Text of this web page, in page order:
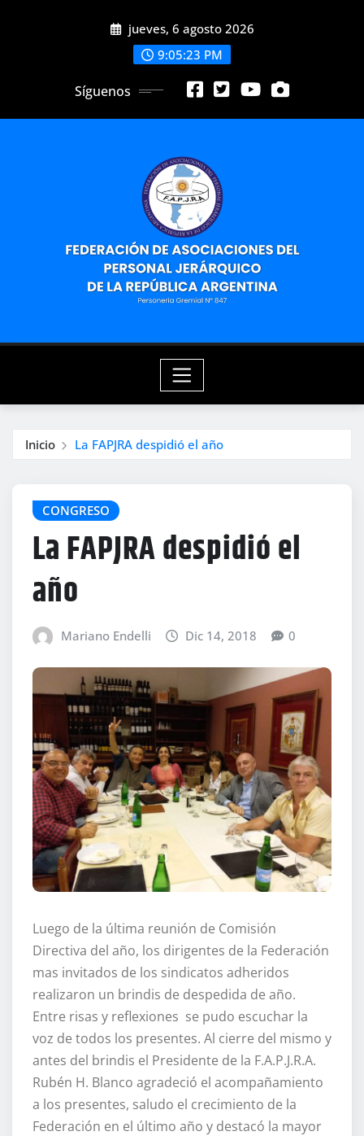
jueves, 6 agosto 2026
9:05:25 PM
Síguenos
Inicio La FAPJRA despidió el año
CONGRESO
La FAPJRA despidió el
año
Mariano Endelli Dic 14, 2018 0
Luego de la última reunión de Comisión
Directiva del año, los dirigentes de la Federación
mas invitados de los sindicatos adheridos
realizaron un brindis de despedida de año.
Entre risas y reflexiones se pudo escuchar la
voz de todos los presentes. Al cierre del mismo y
antes del brindis el Presidente de la F.A.P.J.R.A.
Rubén H. Blanco agradeció el acompañamiento
a los presentes, saludo el crecimiento de la
Federación en el último año y destacó la mayor